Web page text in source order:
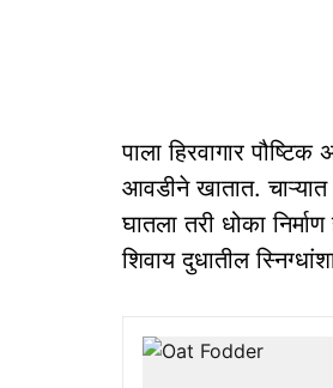
पाला हिरवागार
आवडीने खातात.
घातला तरी धोका
शिवाय दुधातील